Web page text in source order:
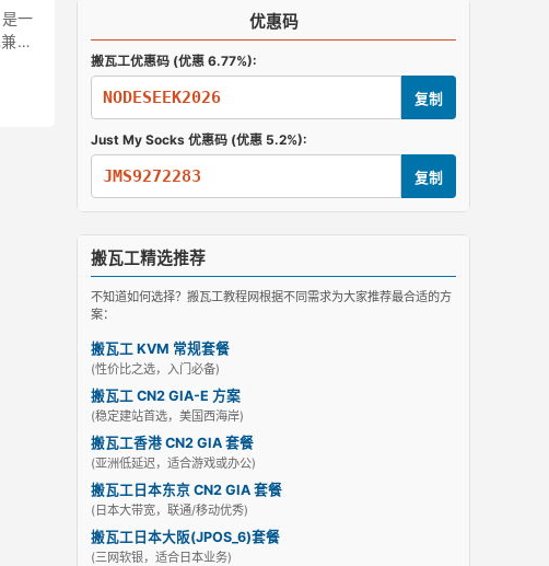
一
容
优惠码
搬瓦工优惠码 (优惠 6.77%):
NODESEEK2026 复制
Just My Socks 优惠码 (优惠 5.2%):
JMS9272283 复制
搬瓦工精选推荐
不知道如何选择？搬瓦工教程网根据不同需求为大家推荐最合适的方
案：
搬瓦工 KVM 常规套餐
(性价比之选，入门必备)
搬瓦工 CN2 GIA-E 方案
(稳定建站首选，美国西海岸)
搬瓦工香港 CN2 GIA 套餐
(亚洲低延迟，适合游戏或办公)
搬瓦工日本东京 CN2 GIA 套餐
(日本大带宽，联通/移动优秀)
搬瓦工日本大阪(JPOS_6)套餐
(三网软银，适合日本业务)